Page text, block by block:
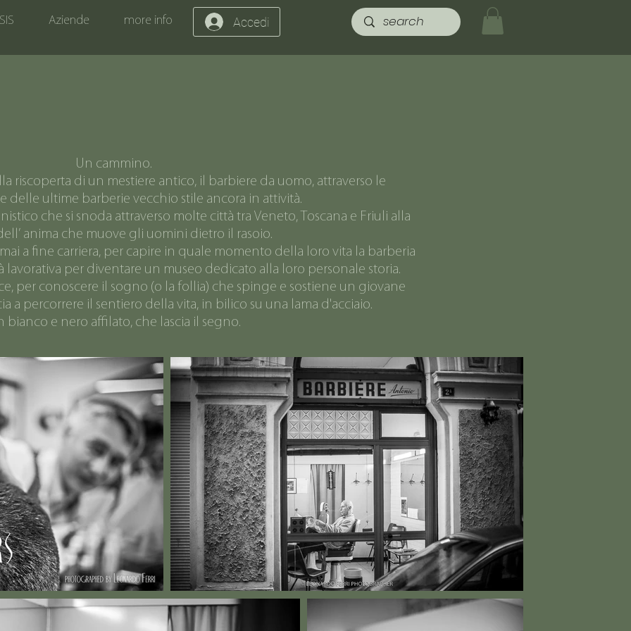
Aziende more info Accedi
Un cammino.
riscoperta di un mestiere antico, il barbiere da uomo, attraverso le
delle ultime barberie vecchio stile ancora in attività.
che si snoda attraverso molte città tra Veneto, Toscana e Friuli alla
anima che muove gli uomini dietro il rasoio.
a fine carriera, per capire in quale momento della loro vita la barberia
lavorativa per diventare un museo dedicato alla loro personale storia.
per conoscere il sogno (o la follia) che spinge e sostiene un giovane
a percorrere il sentiero della vita, in bilico su una lama d'acciaio.
bianco e nero affilato, che lascia il segno.